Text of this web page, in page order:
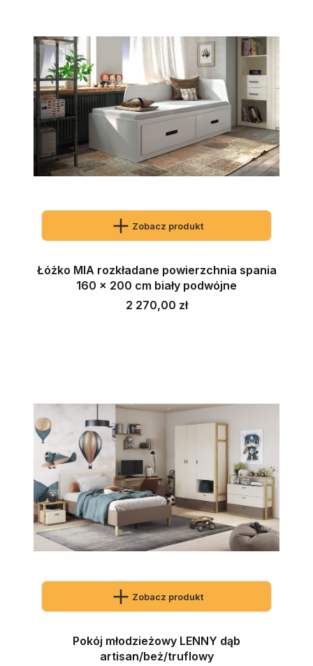
Zobacz produkt
Łóżko MIA rozkładane powierzchnia spania
160 x 200 cm biały podwójne
Cena
2 270,00 zł
Zobacz produkt
Pokój młodzieżowy LENNY dąb
artisan/beż/truflowy